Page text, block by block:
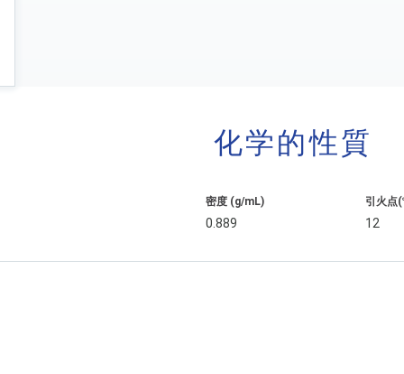
化学的性質
密度 (g/mL)
0.889
引火点
12